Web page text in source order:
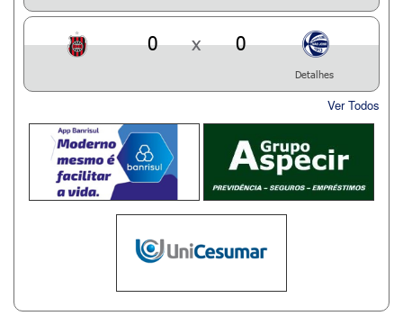
0 x 0
Detalhes
Ver Todos